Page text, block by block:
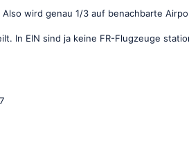
Also wird genau 1/3 auf benachbarte
In EIN sind ja keine FR-Flugzeuge